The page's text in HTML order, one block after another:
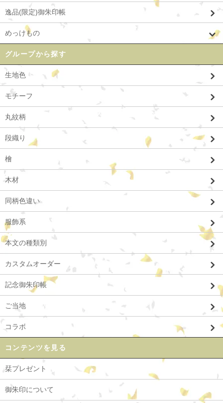
逸品(限定)御朱印帳
めっけもの
グループから探す
生地色
モチーフ
丸紋柄
段織り
檜
木材
同柄色違い
服飾系
本文の種類別
カスタムオーダー
記念御朱印帳
ご当地
コラボ
コンテンツを見る
栞プレゼント
御朱印について